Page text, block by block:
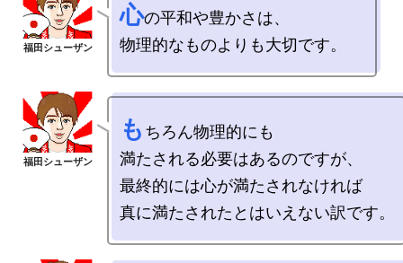
心の平和や豊かさは、
も ちろん物理的にも
満たされる必要はあるのですが、
最終的には心が満たされなければ